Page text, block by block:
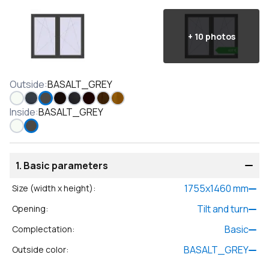
+ 10 photos
Outside:BASALT_GREY
Inside:BASALT_GREY
1. Basic parameters
Size (width x height): 1755x1460mm
Opening: Tilt and turn
Complectation: Basic
Outside color: BASALT_GREY